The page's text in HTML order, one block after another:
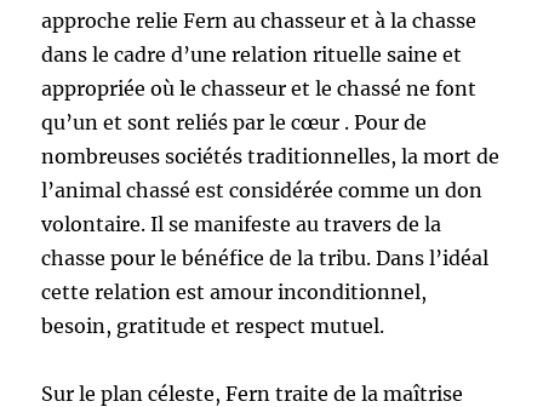
approche relie Fern au chasseur et à la chasse
dans le cadre d’une relation rituelle saine et
appropriée où le chasseur et le chassé ne font
qu’un et sont reliés par le cœur . Pour de
nombreuses sociétés traditionnelles, la mort de
l’animal chassé est considérée comme un don
volontaire. Il se manifeste au travers de la
chasse pour le bénéfice de la tribu. Dans l’idéal
cette relation est amour inconditionnel,
besoin, gratitude et respect mutuel.
Sur le plan céleste, Fern traite de la maîtrise